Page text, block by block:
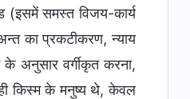
(इसमें समस्त विजय-कार्य
का प्रकटीकरण, न्याय
अनुसार वर्गीकृत करना,
ही किस्म के मनुष्य थे, केवल